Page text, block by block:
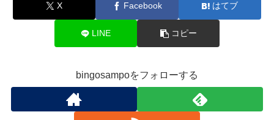
X Facebook はてブ
LINE コピー
bingosampoをフォローする